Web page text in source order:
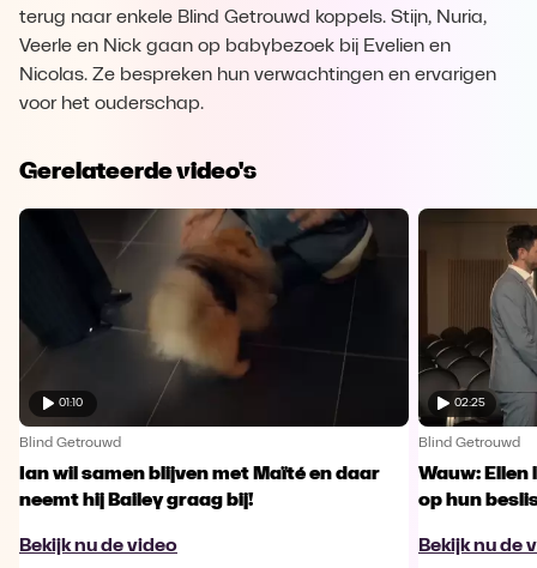
terug naar enkele Blind Getrouwd koppels. Stijn, Nuria,
Veerle en Nick gaan op babybezoek bij Evelien en
Nicolas. Ze bespreken hun verwachtingen en ervarigen
voor het ouderschap.
Gerelateerde video's
01:10
Blind Getrouwd
Ian wil samen blijven met Maïté en daar
neemt hij Bailey graag bij!
Bekijk nu de video
02:25
Blind Getrouwd
Wauw:
op hun
Bekijk nu de